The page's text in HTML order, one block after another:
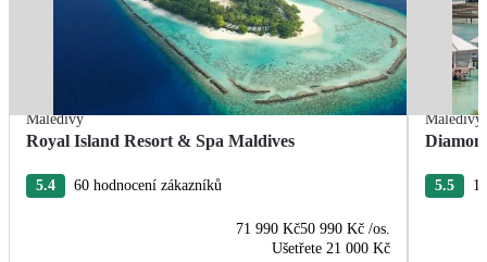
Maledivy
Royal Island Resort & Spa Maldives
5.4 60 hodnocení zákazníků
71 990 Kč50 990 Kč /os.
Ušetřete 21 000 Kč
Maledivy
5.5